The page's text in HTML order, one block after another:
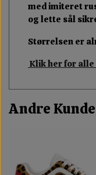
med imiteret
og lette sål
Størrelsen er
Klik her for
Andre